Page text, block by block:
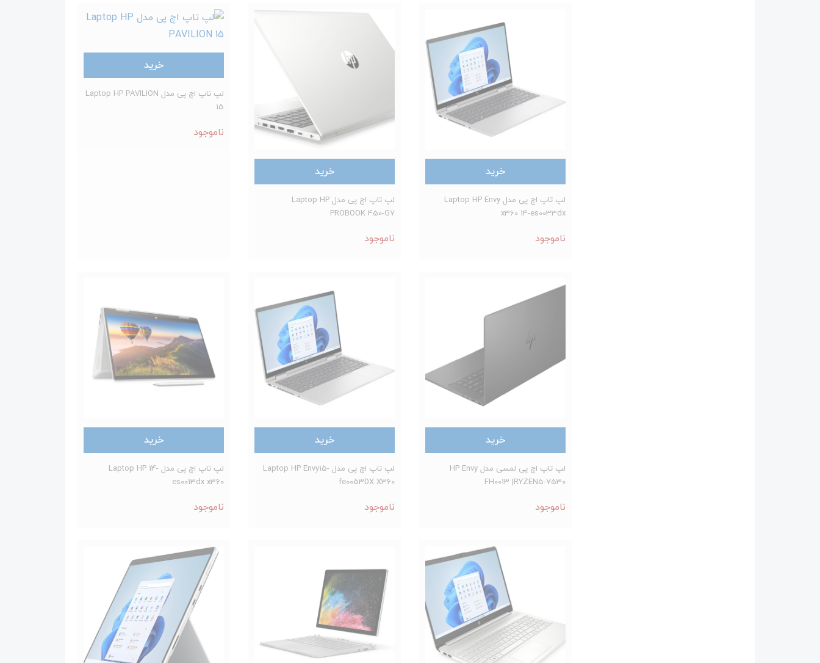
خرید
لپ تاپ اچ پی مدل Laptop HP Envy
x360 14-es0033dx
ناموجود
خرید
لپ تاپ اچ پی مدل Laptop HP
PROBOOK 450-G7
ناموجود
خرید
لپ تاپ اچ پی مدل Laptop HP PAVILION
15
ناموجود
خرید
لپ تاپ اچ پی لمسی مدل HP Envy
FH0013 |RYZEN5-7530
ناموجود
خرید
لپ تاپ اچ پی مدل Laptop HP Envy15-
fe0053DX X360
ناموجود
خرید
لپ تاپ اچ پی مدل Laptop HP 14-
es0013dx x360
ناموجود